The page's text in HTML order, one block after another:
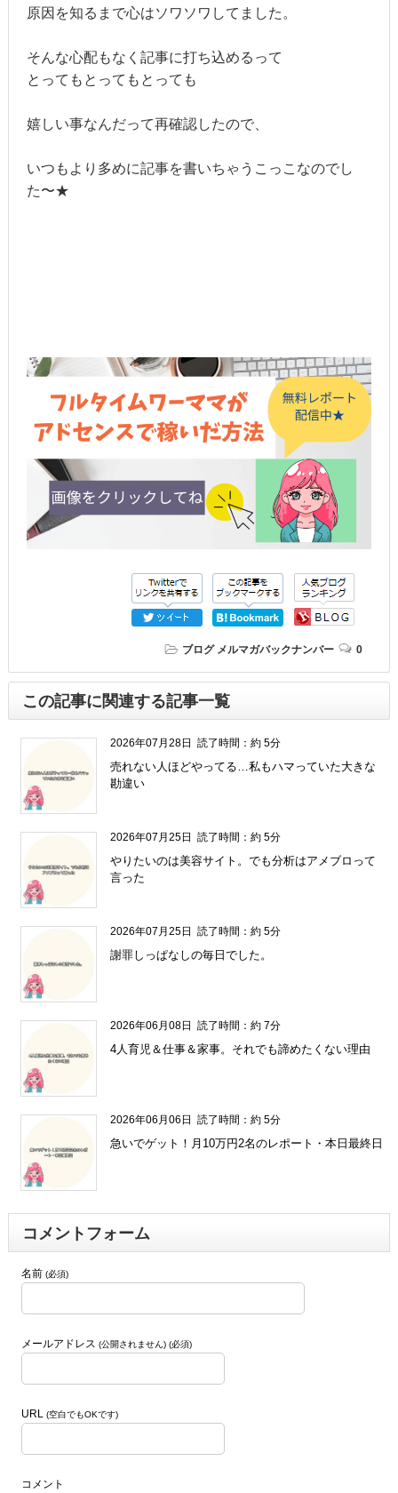
原因を知るまで心はソワソワしてました。
そんな心配もなく記事に打ち込めるって
とってもとってもとっても
嬉しい事なんだって再確認したので、
いつもより多めに記事を書いちゃうこっこなのでし
た〜★
ブログ メルマガバックナンバー 0
この記事に関連する記事一覧
2026年07月28日 読了時間：約 5分
売れない人ほどやってる…私もハマっていた大きな
勘違い
2026年07月25日 読了時間：約 5分
やりたいのは美容サイト。でも分析はアメブロって
言った
2026年07月25日 読了時間：約 5分
謝罪しっぱなしの毎日でした。
2026年06月08日 読了時間：約 7分
4人育児＆仕事＆家事。それでも諦めたくない理由
2026年06月06日 読了時間：約 5分
急いでゲット！月10万円2名のレポート・本日最終日
コメントフォーム
名前 (必須)
メールアドレス (公開されません) (必須)
URL (空白でもOKです)
コメント